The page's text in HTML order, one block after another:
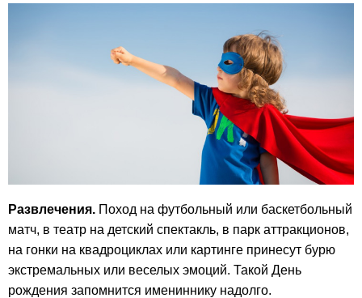
Развлечения. Поход на футбольный или баскетбольный
матч, в театр на детский спектакль, в парк аттракционов,
на гонки на квадроциклах или картинге принесут бурю
экстремальных или веселых эмоций. Такой День
рождения запомнится имениннику надолго.